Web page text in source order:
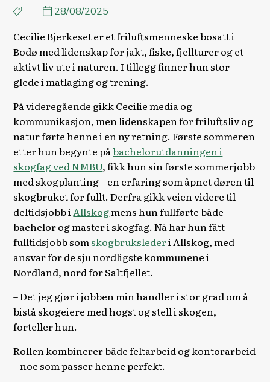
28/08/2025
Cecilie Bjerkeset er et friluftsmenneske bosatt i
Bodø med lidenskap for jakt, fiske, fjellturer og et
aktivt liv ute i naturen. I tillegg finner hun stor
glede i matlaging og trening.
På videregående gikk Cecilie media og
kommunikasjon, men lidenskapen for friluftsliv og
natur førte henne i en ny retning. Første sommeren
etter hun begynte påbachelorutdanningen i
skogfag ved NMBU, fikk hun sin første sommerjobb
med skogplanting – en erfaring som åpnet døren til
skogbruket for fullt. Derfra gikk veien videre til
deltidsjobb iAllskogmens hun fullførte både
bachelor og master i skogfag. Nå har hun fått
fulltidsjobb somskogbrukslederi Allskog, med
ansvar for de sju nordligste kommunene i
Nordland, nord for Saltfjellet.
– Det jeg gjør i jobben min handler i stor grad om å
bistå skogeiere med hogst og stell i skogen,
forteller hun.
Rollen kombinerer både feltarbeid og kontorarbeid
– noe som passer henne perfekt.